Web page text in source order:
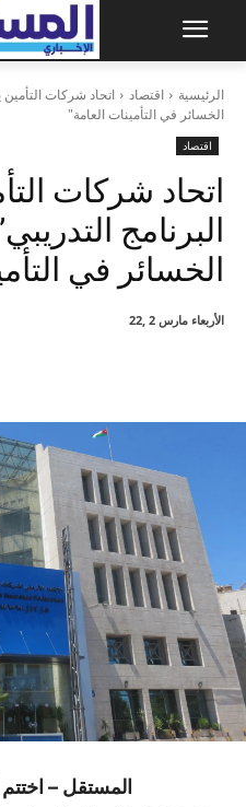
الرئيسية اقتصاد
اتحاد شركات التأمين
الخسائر في التأمينات العامة"
اقتصاد
اتحاد شركات
البرنامج
الخسائر في
الأربعاء مارس 2 ,22
المستقل –